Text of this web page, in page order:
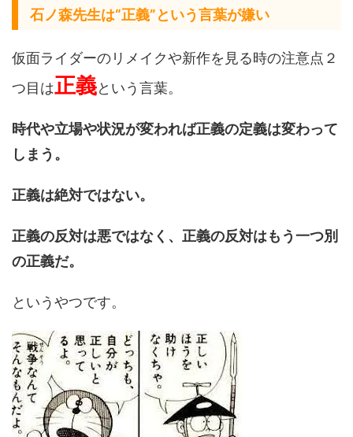
石ノ森先生は“正義”という言葉が嫌い
仮面ライダーのリメイクや新作を見る時の注意点２
つ目は正義という言葉。
時代や立場や状況が変われば正義の定義は変わって
しまう。
正義は絶対ではない。
正義の反対は悪ではなく、正義の反対はもう一つ別
の正義だ。
というやつです。